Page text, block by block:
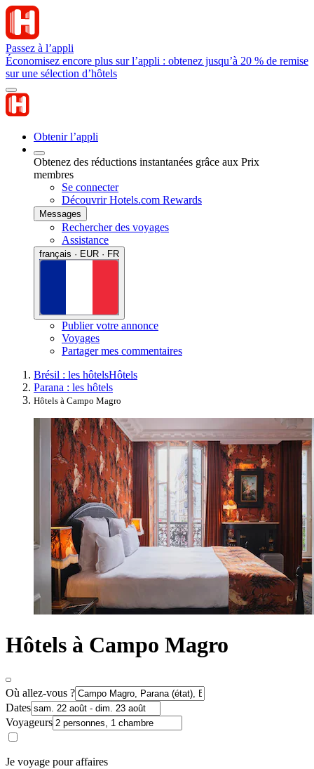
Passez à l’appli
Économisez encore plus sur l’appli : obtenez jusqu’à 20 % de remise
sur une sélection d’hôtels
Obtenir l’appli
Obtenez des réductions instantanées grâce aux Prix
membres
Se connecter
Découvrir Hotels.com Rewards
Messages
Rechercher des voyages
Assistance
français · EUR · FR
Publier votre annonce
Voyages
Partager mes commentaires
Brésil : les hôtelsHôtels
Parana : les hôtels
Hôtels à Campo Magro
Hôtels à Campo Magro
Où allez-vous ?
Dates
Voyageurs
Je voyage pour affaires